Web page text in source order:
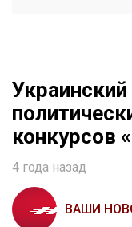
конкурсов
4 года назад
ВАШИ